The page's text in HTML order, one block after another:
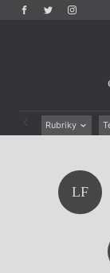
Rubriky
Esejistika
Recenze a
Reportáže
Mauzoleum
Divadlo
Historie
LF